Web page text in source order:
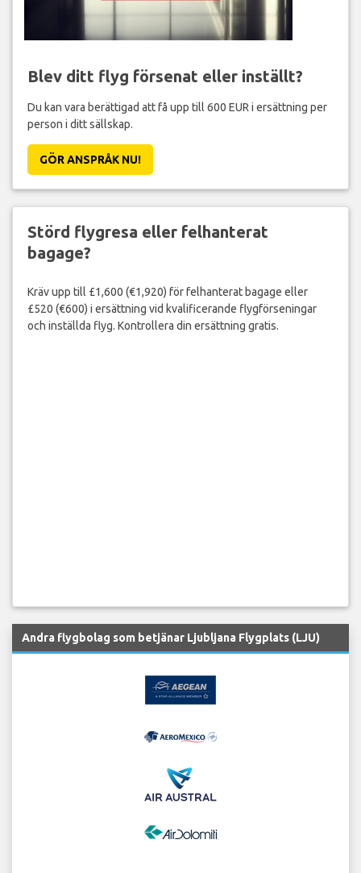
Blev ditt flyg försenat eller inställt?
Du kan vara berättigad att få upp till 600 EUR i ersättning per
person i ditt sällskap.
GÖR ANSPRÅK NU!
Störd flygresa eller felhanterat
bagage?
Kräv upp till £1,600 (€1,920) för felhanterat bagage eller
£520 (€600) i ersättning vid kvalificerande flygförseningar
och inställda flyg. Kontrollera din ersättning gratis.
Andra flygbolag som betjänar Ljubljana Flygplats (LJU)